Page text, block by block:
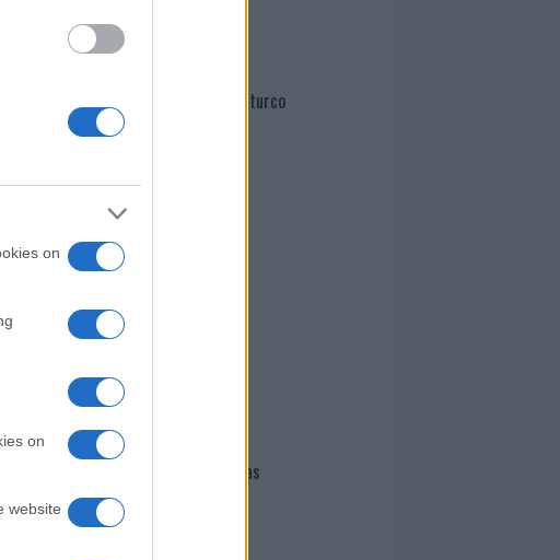
on
on
website
Martina Agostina Diturco
I nostri cari
I nostri cari
Giovannimaria Cabras